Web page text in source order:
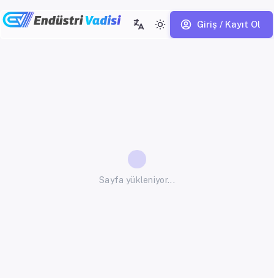
Giriş / Kayıt Ol
Sayfa yükleniyor...